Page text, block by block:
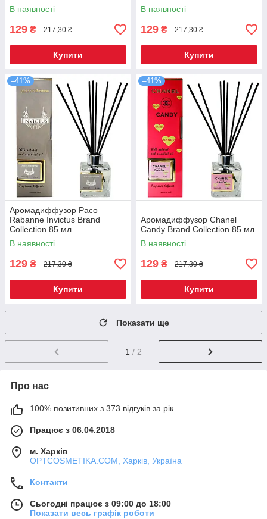
В наявності
129 ₴ 217,30 ₴
Купити
В наявності
129 ₴ 217,30 ₴
Купити
–41%
Аромадиффузор Paco
Rabanne Invictus Brand
Collection 85 мл
В наявності
129 ₴ 217,30 ₴
Купити
–41%
Аромадиффузор Chanel
Candy Brand Collection 85 мл
В наявності
129 ₴ 217,30 ₴
Купити
Показати ще
1 / 2
Про нас
100% позитивних з 373 відгуків за рік
Працює з 06.04.2018
м. Харків
OPTCOSMETIKA.COM, Харків, Україна
Контакти
Сьогодні працює з 09:00 до 18:00
Показати весь графік роботи